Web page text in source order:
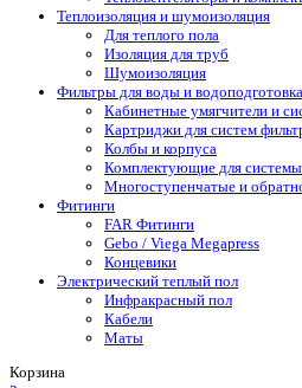
Теплоизоляция и шумоизоляция
Для теплого пола
Изоляция для труб
Шумоизоляция
Фильтры для воды и водоподготовка
Кабинетные умягчители и
Картриджи для систем
Колбы и корпуса
Комплектующие для
Многоступенчатые и
Фитинги
FAR Фитинги
Gebo / Viega Megapress
Концевики
Электрический теплый пол
Инфракрасный пол
Кабели
Маты
Корзина